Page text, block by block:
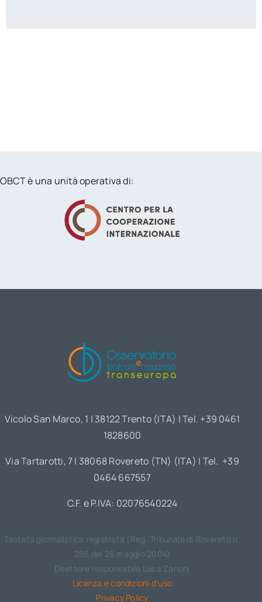
OBCT è una unità operativa di:
Vicolo San Marco, 1 | 38122 Trento (ITA) | Tel. +39 0461
1828600
Via Tartarotti, 7 | 38068 Rovereto (TN) (ITA) | Tel. +39
0464 667557
C.F. e P.IVA: 02076540224
Testata giornalistica registrata (Reg. Tribunale di Rovereto n.
256 del 26 maggio 2004)
Direttore responsabile Luca Zanoni
Licenza e condizioni d’uso
Privacy Policy